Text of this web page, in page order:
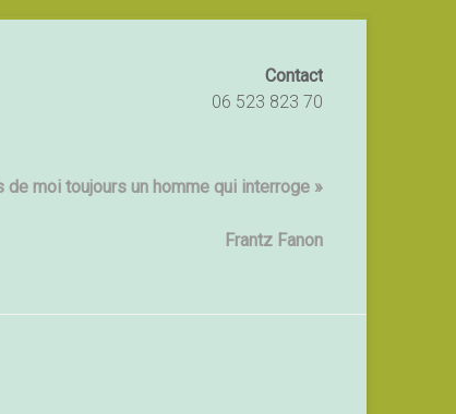
Contact
06 523 823 70
de moi toujours un homme qui interroge »
Frantz Fanon